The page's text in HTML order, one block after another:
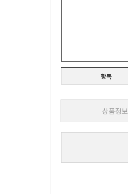
항목
상품정보